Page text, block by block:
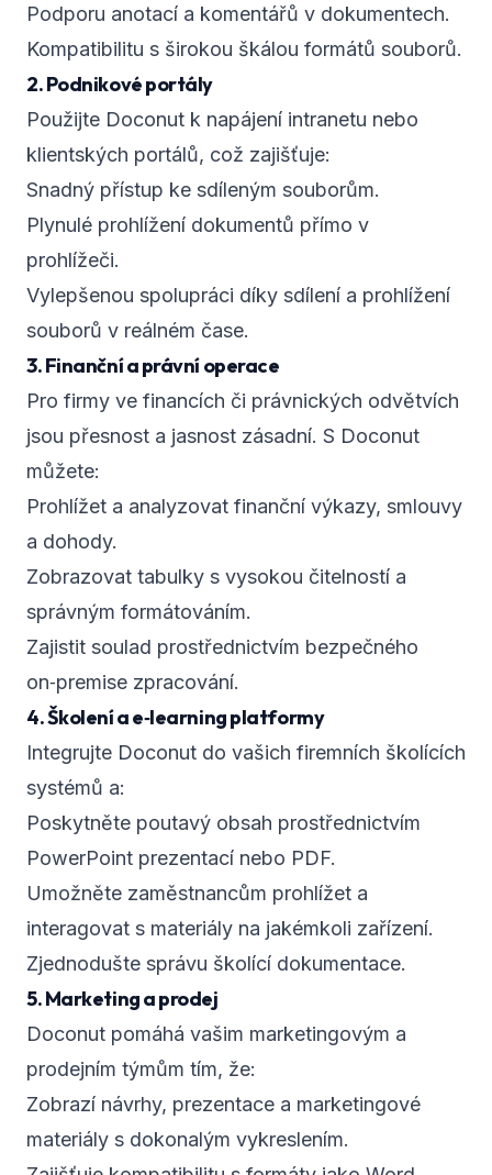
Podporu anotací a komentářů v dokumentech.
Kompatibilitu s širokou škálou formátů souborů.
2. Podnikové portály
Použijte Doconut k napájení intranetu nebo
klientských portálů, což zajišťuje:
Snadný přístup ke sdíleným souborům.
Plynulé prohlížení dokumentů přímo v
prohlížeči.
Vylepšenou spolupráci díky sdílení a prohlížení
souborů v reálném čase.
3. Finanční a právní operace
Pro firmy ve financích či právnických odvětvích
jsou přesnost a jasnost zásadní. S Doconut
můžete:
Prohlížet a analyzovat finanční výkazy, smlouvy
a dohody.
Zobrazovat tabulky s vysokou čitelností a
správným formátováním.
Zajistit soulad prostřednictvím bezpečného
on‑premise zpracování.
4. Školení a e‑learning platformy
Integrujte Doconut do vašich firemních školících
systémů a:
Poskytněte poutavý obsah prostřednictvím
PowerPoint prezentací nebo PDF.
Umožněte zaměstnancům prohlížet a
interagovat s materiály na jakémkoli zařízení.
Zjednodušte správu školící dokumentace.
5. Marketing a prodej
Doconut pomáhá vašim marketingovým a
prodejním týmům tím, že:
Zobrazí návrhy, prezentace a marketingové
materiály s dokonalým vykreslením.